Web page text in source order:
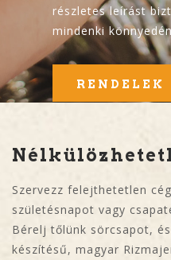
részletes leírást
mindenki
RENDELEK
Szervezz felejthetetlen
születésnapot vagy
Bérelj tőlünk sörcsapot,
készítésű, magyar